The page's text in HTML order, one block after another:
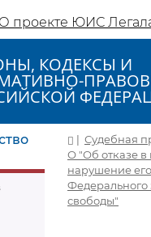
О проекте ЮИС
КОДЕКСЫ И
| Судебная
О "Об отказе
нарушение его
свободы"